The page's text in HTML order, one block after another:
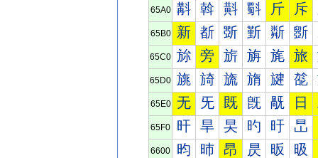
65A0 斠 斡 斢 斣 斤 斥
65B0 新 斱 斲 斳 斴 斵
65C0 旀 旁 旂 旃 旄 旅
65D0 旐 旑 旒 旓 旔 旕
65E0 无 旡 既 旣 旤 日
65F0 旰 旱 旲 旳 旴 旵
6600 昀 昁 昂 昃 昄 昅